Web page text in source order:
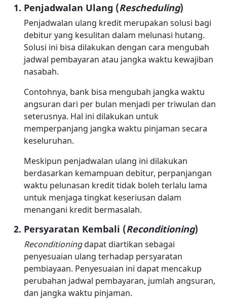
Penjadwalan Ulang (Rescheduling)
Penjadwalan ulang kredit merupakan solusi bagi
debitur yang kesulitan dalam melunasi hutang.
Solusi ini bisa dilakukan dengan cara mengubah
jadwal pembayaran atau jangka waktu kewajiban
nasabah.
Contohnya, bank bisa mengubah jangka waktu
angsuran dari per bulan menjadi per triwulan dan
seterusnya. Hal ini dilakukan untuk
memperpanjang jangka waktu pinjaman secara
keseluruhan.
Meskipun penjadwalan ulang ini dilakukan
berdasarkan kemampuan debitur, perpanjangan
waktu pelunasan kredit tidak boleh terlalu lama
untuk menjaga tingkat keseriusan dalam
menangani kredit bermasalah.
Persyaratan Kembali (Reconditioning)
Reconditioningdapat diartikan sebagai
penyesuaian ulang terhadap persyaratan
pembiayaan. Penyesuaian ini dapat mencakup
perubahan jadwal pembayaran, jumlah angsuran,
dan jangka waktu pinjaman.